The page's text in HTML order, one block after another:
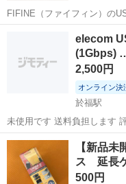
FIFINE（ファイフィン）の
パソコンやゲーム機器の
しですぐに使用できます。
ため、手元で簡単に音...
elecom
(1Gbps)
2,500円
オンライン決
於福駅
未使用です 送料負担します 評細は↓になります
https://www.elecom.co.jp/products/
いたします。
山口 美祢市 於福駅
【新品
ス 延長
500円